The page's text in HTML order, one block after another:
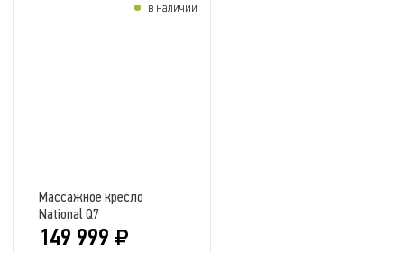
Массажное кресло
National Q7
149 999
в наличии